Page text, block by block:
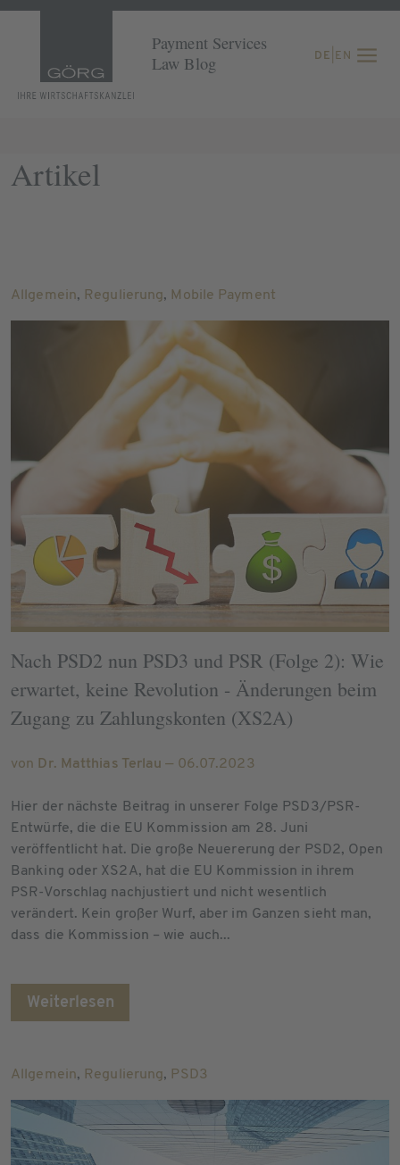
Payment Services
Law Blog
DE EN
Artikel
Allgemein, Regulierung, Mobile Payment
Nach PSD2 nun PSD3 und PSR (Folge 2): Wie
erwartet, keine Revolution - Änderungen beim
Zugang zu Zahlungskonten (XS2A)
von Dr. Matthias Terlau — 06.07.2023
Hier der nächste Beitrag in unserer Folge PSD3/PSR-
Entwürfe, die die EU Kommission am 28. Juni
veröffentlicht hat. Die große Neuererung der PSD2, Open
Banking oder XS2A, hat die EU Kommission in ihrem
PSR-Vorschlag nachjustiert und nicht wesentlich
verändert. Kein großer Wurf, aber im Ganzen sieht man,
dass die Kommission – wie auch...
Weiterlesen
Allgemein, Regulierung, PSD3